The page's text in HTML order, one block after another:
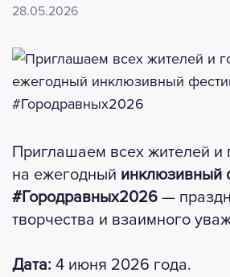
28.05.2026
Приглашаем всех жителей и
на ежегодный инклюзивный
#Городравных2026 —
творчества и взаимного
Дата: 4 июня 2026 года.